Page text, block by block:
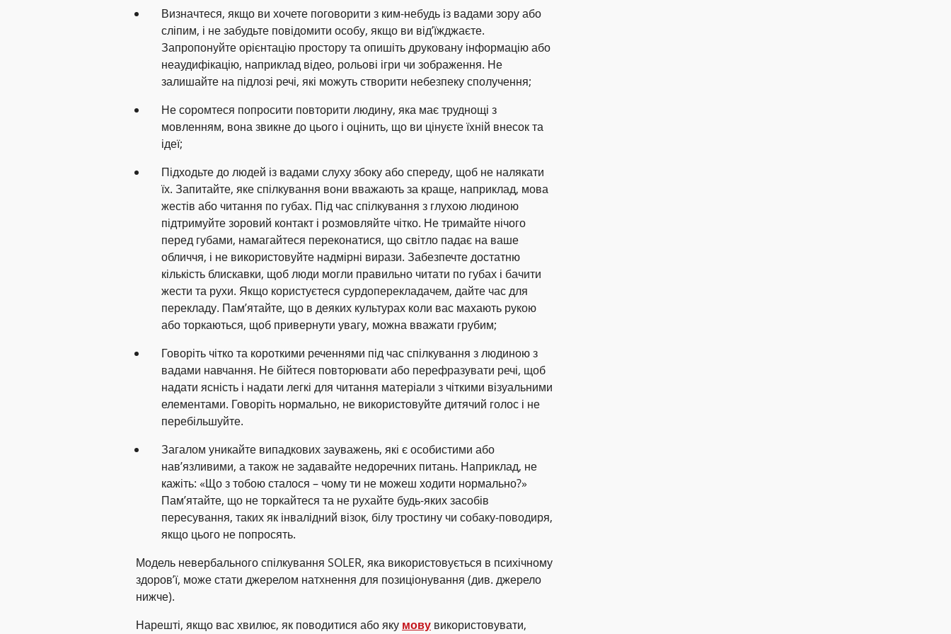
Визначтеся, якщо ви хочете поговорити з ким-небудь із вадами зору або
сліпим, і не забудьте повідомити особу, якщо ви від’їжджаєте.
Запропонуйте орієнтацію простору та опишіть друковану інформацію або
неаудифікацію, наприклад відео, рольові ігри чи зображення. Не
залишайте на підлозі речі, які можуть створити небезпеку сполучення;
Не соромтеся попросити повторити людину, яка має труднощі з
мовленням, вона звикне до цього і оцінить, що ви цінуєте їхній внесок та
ідеї;
Підходьте до людей із вадами слуху збоку або спереду, щоб не налякати
їх. Запитайте, яке спілкування вони вважають за краще, наприклад, мова
жестів або читання по губах. Під час спілкування з глухою людиною
підтримуйте зоровий контакт і розмовляйте чітко. Не тримайте нічого
перед губами, намагайтеся переконатися, що світло падає на ваше
обличчя, і не використовуйте надмірні вирази. Забезпечте достатню
кількість блискавки, щоб люди могли правильно читати по губах і бачити
жести та рухи. Якщо користуєтеся сурдоперекладачем, дайте час для
перекладу. Пам’ятайте, що в деяких культурах коли вас махають рукою
або торкаються, щоб привернути увагу, можна вважати грубим;
Говоріть чітко та короткими реченнями під час спілкування з людиною з
вадами навчання. Не бійтеся повторювати або перефразувати речі, щоб
надати ясність і надати легкі для читання матеріали з чіткими візуальними
елементами. Говоріть нормально, не використовуйте дитячий голос і не
перебільшуйте.
Загалом уникайте випадкових зауважень, які є особистими або
нав’язливими, а також не задавайте недоречних питань. Наприклад, не
кажіть: «Що з тобою сталося – чому ти не можеш ходити нормально?»
Пам’ятайте, що не торкайтеся та не рухайте будь-яких засобів
пересування, таких як інвалідний візок, білу тростину чи собаку-поводиря,
якщо цього не попросять.
Модель невербального спілкування SOLER, яка використовується в психічному
здоров’ї, може стати джерелом натхнення для позиціонування (див. джерело
нижче).
Нарешті, якщо вас хвилює, як поводитися або яку мову використовувати,